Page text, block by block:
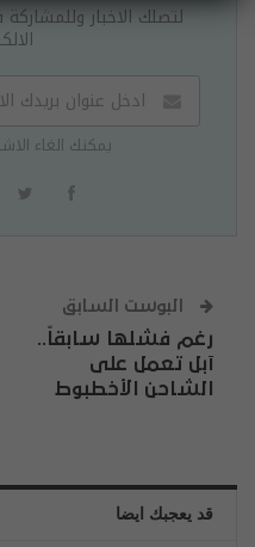
لتصلك الاخبار
يمكنك الغاء
البوست السابق
رغم فشلها سابقاً..
آبل تعمل على
الشاحن الأخطبوط
قد يعجبك ايضا